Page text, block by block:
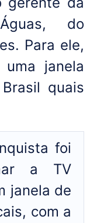
do
Para ele,
janela
quais
foi
a TV
janela de
com a